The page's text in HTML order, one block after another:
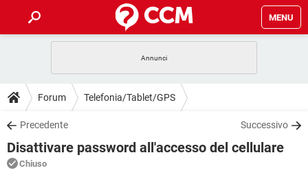
MENU
INTRATTENIMENTO ANDROID
iOS
INSTAGRAM WHATSAPP
TIKTOK
GUIDE
COVID-19 GAMING
iOS
DOWNLOAD
COVID-19 GAMING
INTRATTENIMENTO
FORUM
Forum Telefonia/Tablet/GPS
Precedente Successivo
Disattivare password all'accesso del cellulare
Chiuso